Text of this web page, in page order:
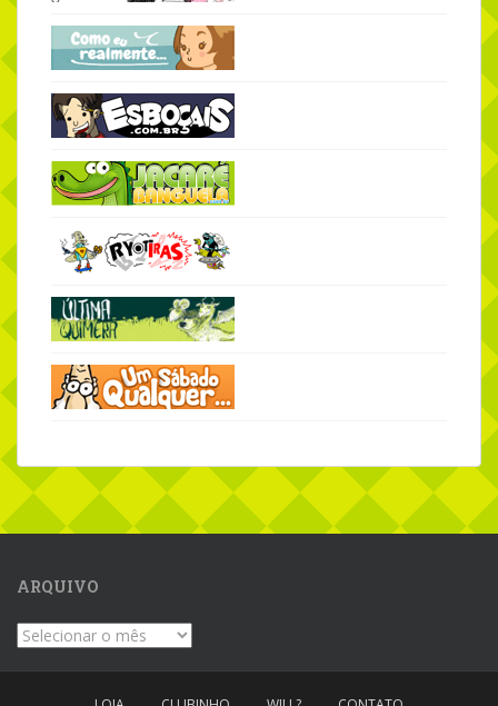
ARQUIVO
Arquivo